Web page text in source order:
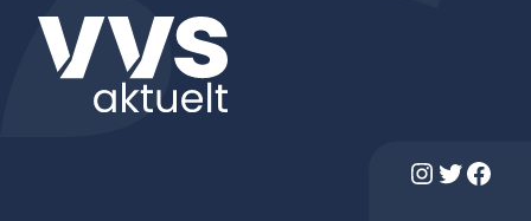
Instagram Twitter Facebook